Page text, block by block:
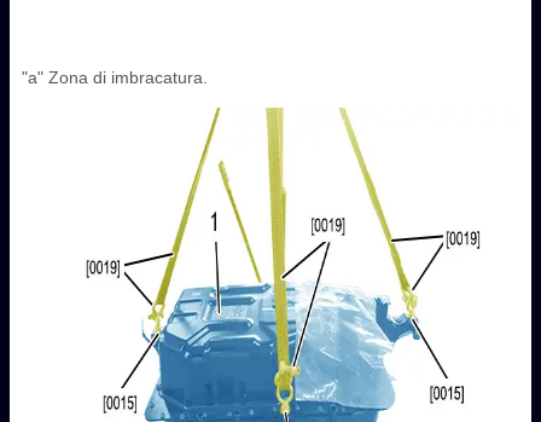
"a" Zona di imbracatura.